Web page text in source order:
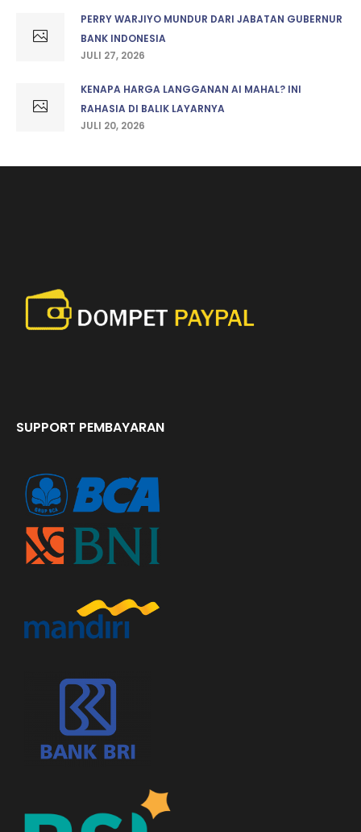
PERRY WARJIYO MUNDUR DARI JABATAN GUBERNUR
BANK INDONESIA
JULI 27, 2026
KENAPA HARGA LANGGANAN AI MAHAL? INI
RAHASIA DI BALIK LAYARNYA
JULI 20, 2026
SUPPORT PEMBAYARAN